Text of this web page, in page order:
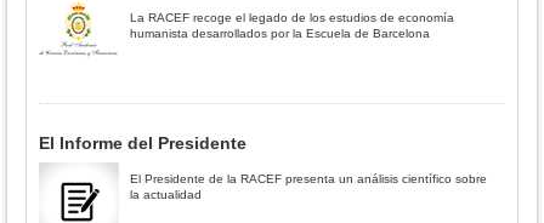
La RACEF recoge el legado de los estudios de economía
humanista desarrollados por la Escuela de Barcelona
El Informe del Presidente
El Presidente de la RACEF presenta un análisis científico sobre
la actualidad